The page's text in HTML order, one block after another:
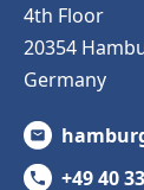
4th Floor
20354
Germany
+49 40